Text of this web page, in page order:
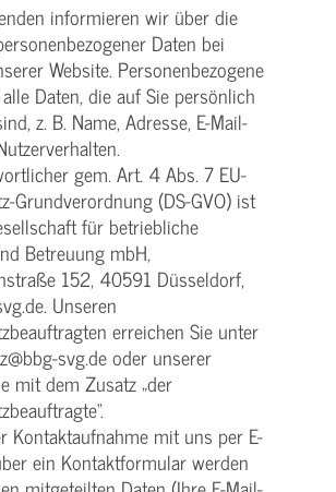
informieren wir über die
Daten bei
Website. Personenbezogene
Daten, die auf Sie persönlich
z. B. Name, Adresse, E-Mail-
gem. Art. 4 Abs. 7 EU-
Grundverordnung (DS-GVO) ist
für betriebliche
Betreuung mbH,
152, 40591 Düsseldorf,
Unseren
erreichen Sie unter
svg.de oder unserer
mit dem Zusatz „der
Kontaktaufnahme mit uns per E-
ein Kontaktformular werden